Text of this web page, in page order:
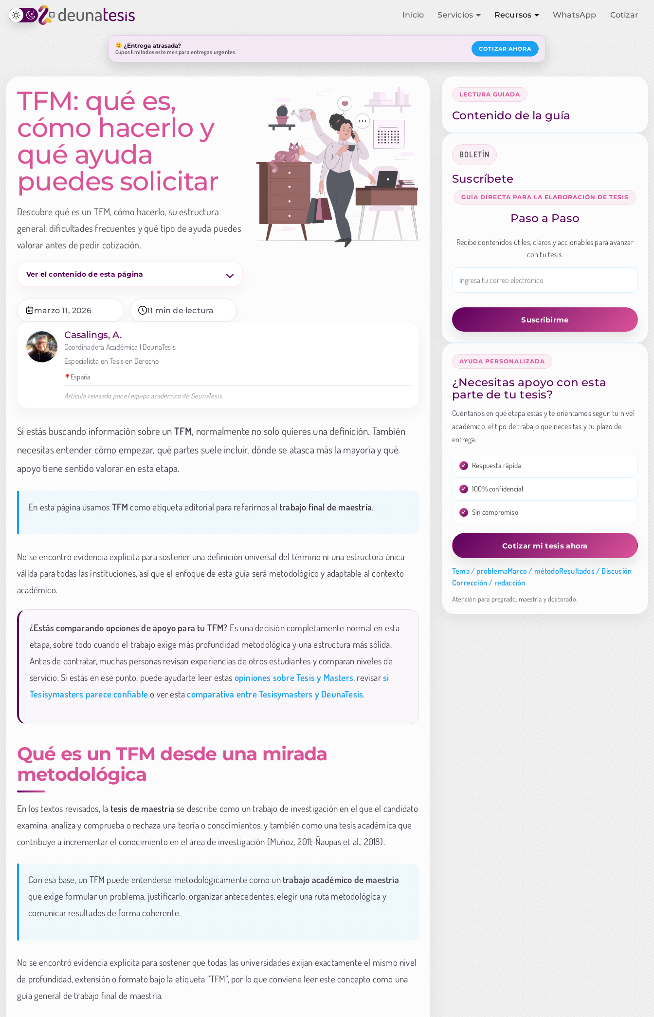
Inicio Servicios Recursos WhatsApp Cotizar
¿Entrega atrasada?
Cupos limitados este mes para entregas urgentes.
COTIZAR AHORA
TFM: qué es,
cómo hacerlo y
qué ayuda
puedes solicitar
Descubre qué es un TFM, cómo hacerlo, su estructura
general, dificultades frecuentes y qué tipo de ayuda puedes
valorar antes de pedir cotización.
Ver el contenido de esta página
marzo 11, 2026 11 min de lectura
Casalings, A.
Coordinadora Académica | DeunaTesis
Especialista en Tesis en Derecho
España
Artículo revisado por el equipo académico de DeunaTesis.
Si estás buscando información sobre unTFM, normalmente no solo quieres una definición. También
necesitas entender cómo empezar, qué partes suele incluir, dónde se atasca más la mayoría y qué
apoyo tiene sentido valorar en esta etapa.
En esta página usamos TFM como etiqueta editorial para referirnos al trabajo final de maestría.
No se encontró evidencia explícita para sostener una definición universal del término ni una estructura única
válida para todas las instituciones, así que el enfoque de esta guía será metodológico y adaptable al contexto
académico.
¿Estás comparando opciones de apoyo para tu TFM? Es una decisión completamente normal en esta
etapa, sobre todo cuando el trabajo exige más profundidad metodológica y una estructura más sólida.
Antes de contratar, muchas personas revisan experiencias de otros estudiantes y comparan niveles de
servicio. Si estás en ese punto, puede ayudarte leer estas opiniones sobre Tesis y Masters, revisarsi
Tesisymasters parece confiableo ver estacomparativa entre Tesisymasters y DeunaTesis.
Qué es un TFM desde una mirada
metodológica
En los textos revisados, la tesis de maestría se describe como un trabajo de investigación en el que el candidato
examina, analiza y comprueba o rechaza una teoría o conocimientos, y también como una tesis académica que
contribuye a incrementar el conocimiento en el área de investigación (Muñoz, 2011; Ñaupas et al., 2018).
Con esa base, un TFM puede entenderse metodológicamente como un trabajo académico de maestría
que exige formular un problema, justificarlo, organizar antecedentes, elegir una ruta metodológica y
comunicar resultados de forma coherente.
No se encontró evidencia explícita para sostener que todas las universidades exijan exactamente el mismo nivel
de profundidad, extensión o formato bajo la etiqueta “TFM”, por lo que conviene leer este concepto como una
guía general de trabajo final de maestría.
LECTURA GUIADA
Contenido de la guía
BOLETÍN
Suscríbete
GUÍA DIRECTA PARA LA ELABORACIÓN DE TESIS
Paso a Paso
Recibe contenidos útiles, claros y accionables para avanzar
con tu tesis.
AYUDA PERSONALIZADA
¿Necesitas apoyo con esta
parte de tu tesis?
Cuéntanos en qué etapa estás y te orientamos según tu nivel
académico, el tipo de trabajo que necesitas y tu plazo de
entrega.
Respuesta rápida
100% confidencial
Sin compromiso
Cotizar mi tesis ahora
Tema / problemaMarco / métodoResultados / Discusión
Corrección / redacción
Atención para pregrado, maestría y doctorado.